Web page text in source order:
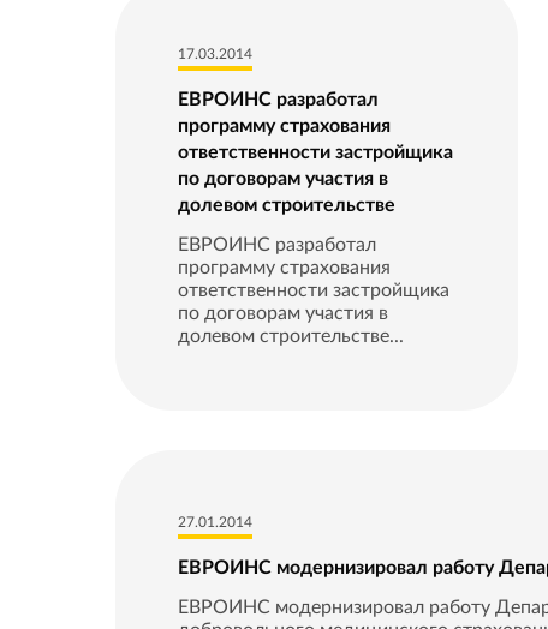
17.03.2014
ЕВРОИНС разработал
программу страхования
ответственности застройщика
по договорам участия в
долевом строительстве
ЕВРОИНС разработал
программу страхования
ответственности застройщика
по договорам участия в
долевом строительстве...
27.01.2014
ЕВРОИНС модернизировал работу
ЕВРОИНС модернизировал работу